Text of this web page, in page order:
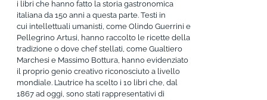
i libri che hanno fatto la storia gastronomica
italiana da 150 anni a questa parte. Testi in
cui intellettuali umanisti, come Olindo Guerrini e
Pellegrino Artusi, hanno raccolto le ricette della
tradizione o dove chef stellati, come Gualtiero
Marchesi e Massimo Bottura, hanno evidenziato
il proprio genio creativo riconosciuto a livello
mondiale. L’autrice ha scelto i 10 libri che, dal
1867 ad oggi, sono stati rappresentativi di